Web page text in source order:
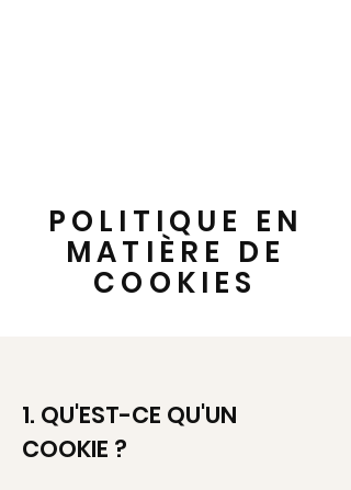
POLITIQUE EN
MATIÈRE DE
COOKIES
1. QU'EST-CE QU'UN
COOKIE ?